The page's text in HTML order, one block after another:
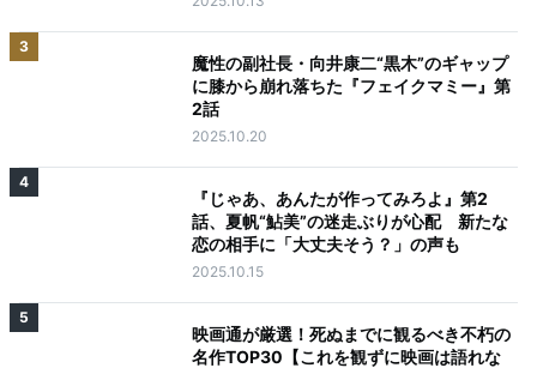
3
魔性の副社長・向井康二“黒木”のギャップ
に膝から崩れ落ちた『フェイクマミー』第
2話
2025.10.20
4
『じゃあ、あんたが作ってみろよ』第2
話、夏帆“鮎美”の迷走ぶりが心配 新たな
恋の相手に「大丈夫そう？」の声も
2025.10.15
5
映画通が厳選！死ぬまでに観るべき不朽の
名作TOP30【これを観ずに映画は語れな